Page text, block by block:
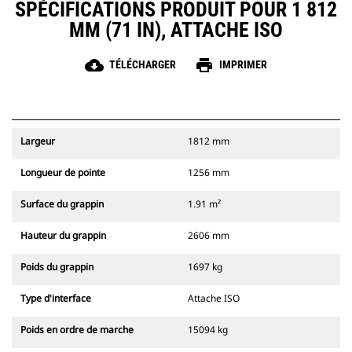
SPÉCIFICATIONS PRODUIT POUR 1 812
MM (71 IN), ATTACHE ISO
cloud_download TÉLÉCHARGER print IMPRIMER
Largeur 1812 mm
Longueur de pointe 1256 mm
Surface du grappin 1.91 m²
Hauteur du grappin 2606 mm
Poids du grappin 1697 kg
Type d'interface Attache ISO
Poids en ordre de marche 15094 kg